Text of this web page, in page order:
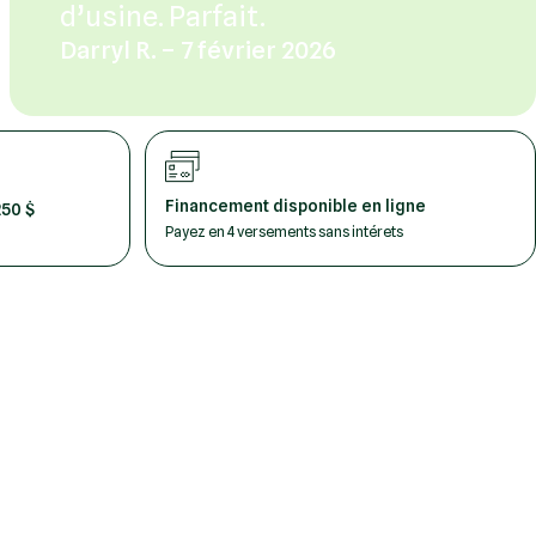
d’usine. Parfait.
Darryl R. – 7 février 2026
$ Financement disponible en ligne
Payez en 4 versements sans intérets